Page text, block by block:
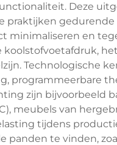
Deze
praktijken
minimaliseren en
koolstofvoetafdruk,
Technologische
programmeerbare
zijn bijvoorbeeld
meubels van
tijdens
panden te vinden,